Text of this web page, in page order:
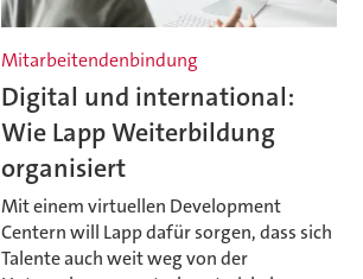
Mitarbeitendenbindung
Digital und international:
Wie Lapp Weiterbildung
organisiert
Mit einem virtuellen Development
Centern will Lapp dafür sorgen, dass sich
Talente auch weit weg von der